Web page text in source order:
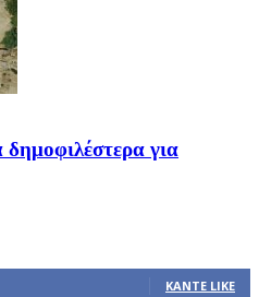
για
ΚΆΝΤΕ LIKE